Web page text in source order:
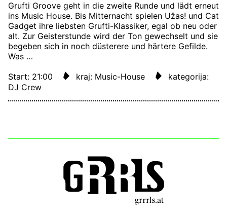
Grufti Groove geht in die zweite Runde und lädt erneut
ins Music House. Bis Mitternacht spielen Užas! und Cat
Gadget ihre liebsten Grufti-Klassiker, egal ob neu oder
alt. Zur Geisterstunde wird der Ton gewechselt und sie
begeben sich in noch düsterere und härtere Gefilde.
Was …
Start: 21:00 kraj: Music-House
kategorija:
DJ Crew